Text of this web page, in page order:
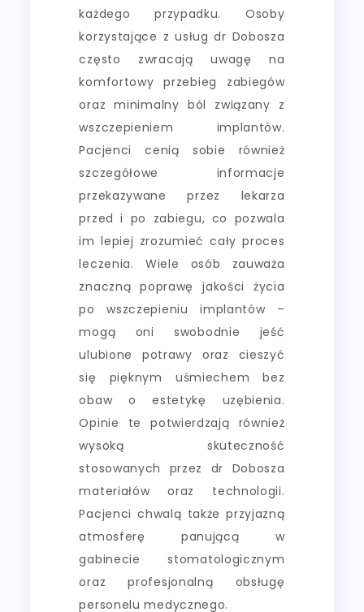
każdego przypadku. Osoby
korzystające z usług dr Dobosza
często zwracają uwagę na
komfortowy przebieg zabiegów
oraz minimalny ból związany z
wszczepieniem implantów.
Pacjenci cenią sobie również
szczegółowe informacje
przekazywane przez lekarza
przed i po zabiegu, co pozwala
im lepiej zrozumieć cały proces
leczenia. Wiele osób zauważa
znaczną poprawę jakości życia
po wszczepieniu implantów –
mogą oni swobodnie jeść
ulubione potrawy oraz cieszyć
się pięknym uśmiechem bez
obaw o estetykę uzębienia.
Opinie te potwierdzają również
wysoką skuteczność
stosowanych przez dr Dobosza
materiałów oraz technologii.
Pacjenci chwalą także przyjazną
atmosferę panującą w
gabinecie stomatologicznym
oraz profesjonalną obsługę
personelu medycznego.